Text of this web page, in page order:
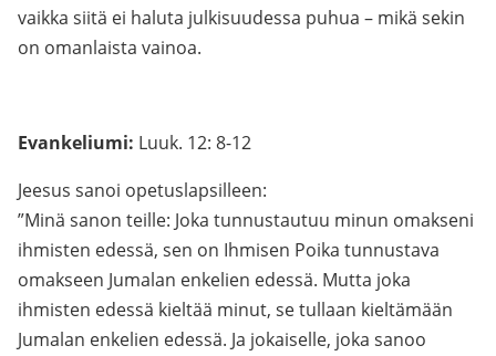
vaikka siitä ei haluta julkisuudessa puhua – mikä sekin
on omanlaista vainoa.
Evankeliumi: Luuk. 12: 8-12
Jeesus sanoi opetuslapsilleen:
”Minä sanon teille: Joka tunnustautuu minun omakseni
ihmisten edessä, sen on Ihmisen Poika tunnustava
omakseen Jumalan enkelien edessä. Mutta joka
ihmisten edessä kieltää minut, se tullaan kieltämään
Jumalan enkelien edessä. Ja jokaiselle, joka sanoo